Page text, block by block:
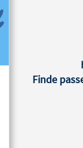
Finde